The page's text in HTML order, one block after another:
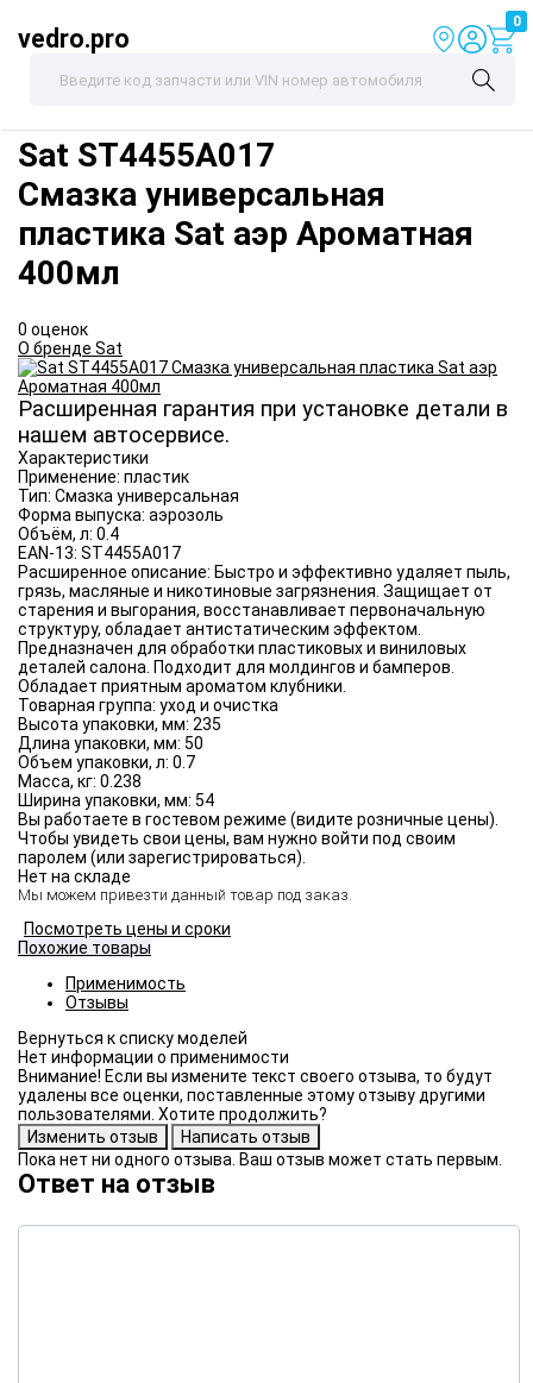
vedro.pro
0
Sat ST4455A017
Смазка универсальная
пластика Sat аэр Ароматная
400мл
0 оценок
О бренде Sat
Расширенная гарантия при установке детали в
нашем автосервисе.
Характеристики
Применение: пластик
Тип: Смазка универсальная
Форма выпуска: аэрозоль
Объём, л: 0.4
EAN-13: ST4455A017
Расширенное описание: Быстро и эффективно удаляет пыль,
грязь, масляные и никотиновые загрязнения. Защищает от
старения и выгорания, восстанавливает первоначальную
структуру, обладает антистатическим эффектом.
Предназначен для обработки пластиковых и виниловых
деталей салона. Подходит для молдингов и бамперов.
Обладает приятным ароматом клубники.
Товарная группа: уход и очистка
Высота упаковки, мм: 235
Длина упаковки, мм: 50
Объем упаковки, л: 0.7
Масса, кг: 0.238
Ширина упаковки, мм: 54
Вы работаете в гостевом режиме (видите розничные цены).
Чтобы увидеть свои цены, вам нужно войти под своим
паролем (или зарегистрироваться).
Нет на складе
Мы можем привезти данный товар под заказ.
Посмотреть цены и сроки
Похожие товары
Применимость
Отзывы
Нет информации о применимости
Внимание! Если вы измените текст своего отзыва, то будут
удалены все оценки, поставленные этому отзыву другими
пользователями. Хотите продолжить?
Пока нет ни одного отзыва. Ваш отзыв может стать первым.
Ответ на отзыв